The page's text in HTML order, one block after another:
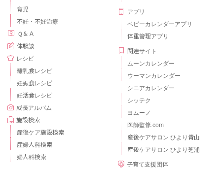
育児
不妊・不妊治療
Ｑ＆Ａ
体験談
レシピ
離乳食レシピ
妊娠食レシピ
妊活食レシピ
成長アルバム
施設検索
産後ケア施設検索
産婦人科検索
婦人科検索
アプリ
ベビーカレンダーアプリ
体重管理アプリ
関連サイト
ムーンカレンダー
ウーマンカレンダー
シニアカレンダー
シッテク
ヨムーノ
医師監修.com
産後ケアサロン ひより青山
産後ケアサロン ひより芝浦
子育て支援団体